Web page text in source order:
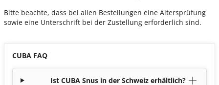
Bitte beachte, dass bei allen Bestellungen eine Altersprüfung
sowie eine Unterschrift bei der Zustellung erforderlich sind.
CUBA FAQ
Ist CUBA Snus in der Schweiz erhältlich?